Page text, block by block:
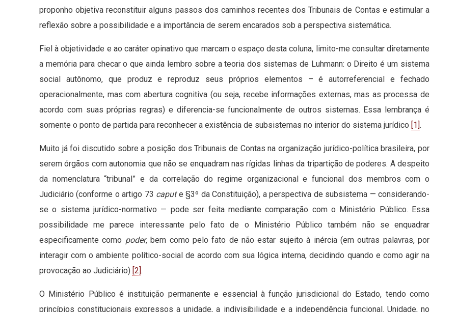
proponho objetiva reconstituir alguns passos dos caminhos recentes dos Tribunais de Contas e estimular a
reflexão sobre a possibilidade e a importância de serem encarados sob a perspectiva sistemática.
Fiel à objetividade e ao caráter opinativo que marcam o espaço desta coluna, limito-me consultar diretamente
a memória para checar o que ainda lembro sobre a teoria dos sistemas de Luhmann: o Direito é um sistema
social autônomo, que produz e reproduz seus próprios elementos – é autorreferencial e fechado
operacionalmente, mas com abertura cognitiva (ou seja, recebe informações externas, mas as processa de
acordo com suas próprias regras) e diferencia-se funcionalmente de outros sistemas. Essa lembrança é
somente o ponto de partida para reconhecer a existência de subsistemas no interior do sistema jurídico [1].
Muito já foi discutido sobre a posição dos Tribunais de Contas na organização jurídico-política brasileira, por
serem órgãos com autonomia que não se enquadram nas rígidas linhas da tripartição de poderes. A despeito
da nomenclatura “tribunal” e da correlação do regime organizacional e funcional dos membros com o
Judiciário (conforme o artigo 73 capute §3º da Constituição), a perspectiva de subsistema — considerando-
se o sistema jurídico-normativo — pode ser feita mediante comparação com o Ministério Público. Essa
possibilidade me parece interessante pelo fato de o Ministério Público também não se enquadrar
especificamente como poder, bem como pelo fato de não estar sujeito à inércia (em outras palavras, por
interagir com o ambiente político-social de acordo com sua lógica interna, decidindo quando e como agir na
provocação ao Judiciário) [2].
O Ministério Público é instituição permanente e essencial à função jurisdicional do Estado, tendo como
princípios constitucionais expressos a unidade, a indivisibilidade e a independência funcional. Unidade, no